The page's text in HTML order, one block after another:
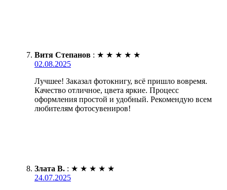
Витя Степанов : ★ ★ ★ ★ ★
02.08.2025
Лучшее! Заказал фотокнигу, всё пришло вовремя.
Качество отличное, цвета яркие. Процесс
оформления простой и удобный. Рекомендую всем
любителям фотосувениров!
Злата В. : ★ ★ ★ ★ ★
24.07.2025